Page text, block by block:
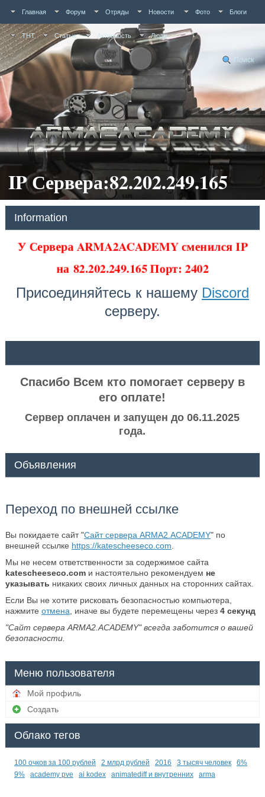
Главная Форум Отряды Новости Фото Блоги
ТНТ Статьи Активность Люди
Поиск
IP Сервера:82.202.249.165
Information
У Сервера ARMA2ACADEMY сменился IP
на 82.202.249.165 Порт: 2402
Присоединяйтесь к нашему Discord
серверу.
Спасибо Всем кто помогает серверу в
его оплате!
Сервер оплачен и запущен до 06.11.2025
года.
Объявления
Переход по внешней ссылке
Вы покидаете сайт "Сайт сервера ARMA2.ACADEMY" по
внешней ссылке https://katescheeseco.com
Мы не несем ответственности за содержимое сайта
katescheeseco.comи настоятельно рекомендуем не
указывать никаких своих личных данных на сторонних сайтах.
Если Вы не хотите рисковать безопасностью компьютера,
нажмите отмена , иначе вы будете перемещены через 3секунд
"Сайт сервера ARMA2.ACADEMY" всегда заботится о вашей
безопасности.
Меню пользователя
Мой профиль
Создать
Облако тегов
100 очков за 100 рублей 2 млрд рублей 2016 3 тысяч человек
6%
9%
academy pve ai kodex animatediff и внутренних arma